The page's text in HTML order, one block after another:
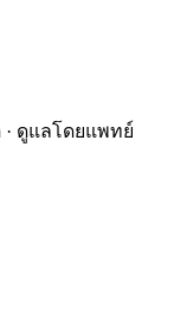
ดูแลโดยแพทย์